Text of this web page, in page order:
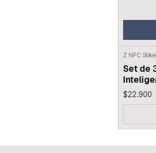
Z NFC
Set de
$22.900